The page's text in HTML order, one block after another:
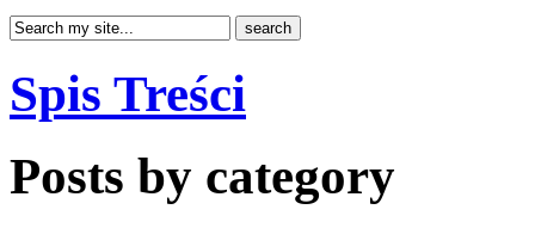
Spis Treści
Posts by category